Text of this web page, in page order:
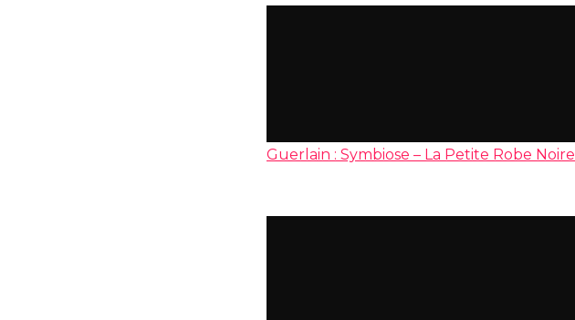
Guerlain : Symbiose – La Petite Robe Noire